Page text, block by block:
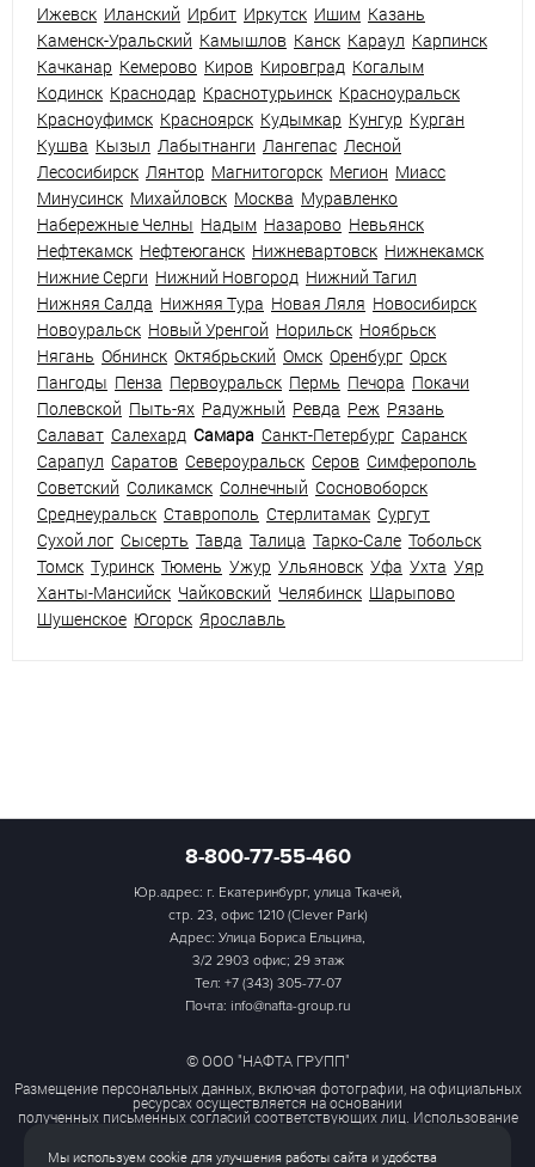
Ижевск Иланский Ирбит Иркутск Ишим Казань
Каменск-Уральский Камышлов Канск Караул Карпинск
Качканар Кемерово Киров Кировград Когалым
Кодинск Краснодар Краснотурьинск Красноуральск
Красноуфимск Красноярск Кудымкар Кунгур Курган
Кушва Кызыл Лабытнанги Лангепас Лесной
Лесосибирск Лянтор Магнитогорск Мегион Миасс
Минусинск Михайловск Москва Муравленко
Набережные Челны Надым Назарово Невьянск
Нефтекамск Нефтеюганск Нижневартовск Нижнекамск
Нижние Серги Нижний Новгород Нижний Тагил
Нижняя Салда Нижняя Тура Новая Ляля Новосибирск
Новоуральск Новый Уренгой Норильск Ноябрьск
Нягань Обнинск Октябрьский Омск Оренбург Орск
Пангоды Пенза Первоуральск Пермь Печора Покачи
Полевской Пыть-ях Радужный Ревда Реж Рязань
Салават Салехард Самара Санкт-Петербург Саранск
Сарапул Саратов Североуральск Серов Симферополь
Советский Соликамск Солнечный Сосновоборск
Среднеуральск Ставрополь Стерлитамак Сургут
Сухой лог Сысерть Тавда Талица Тарко-Сале Тобольск
Томск Туринск Тюмень Ужур Ульяновск Уфа Ухта Уяр
Ханты-Мансийск Чайковский Челябинск Шарыпово
Шушенское Югорск Ярославль
8-800-77-55-460
Юр.адрес: г. Екатеринбург, улица Ткачей,
стр. 23, офис 1210 (Clever Park)
Адрес: Улица Бориса Ельцина,
3/2 2903 офис; 29 этаж
Тел: +7 (343) 305-77-07
Почта: info@nafta-group.ru
© ООО "НАФТА ГРУПП"
Размещение персональных данных, включая фотографии, на официальных
ресурсах осуществляется на основании
полученных письменных согласий соответствующих лиц. Использование
этих материалов третьими лицами
Мы используем cookie для улучшения работы сайта и удобства